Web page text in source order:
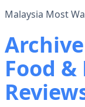
Malaysia Most
Food